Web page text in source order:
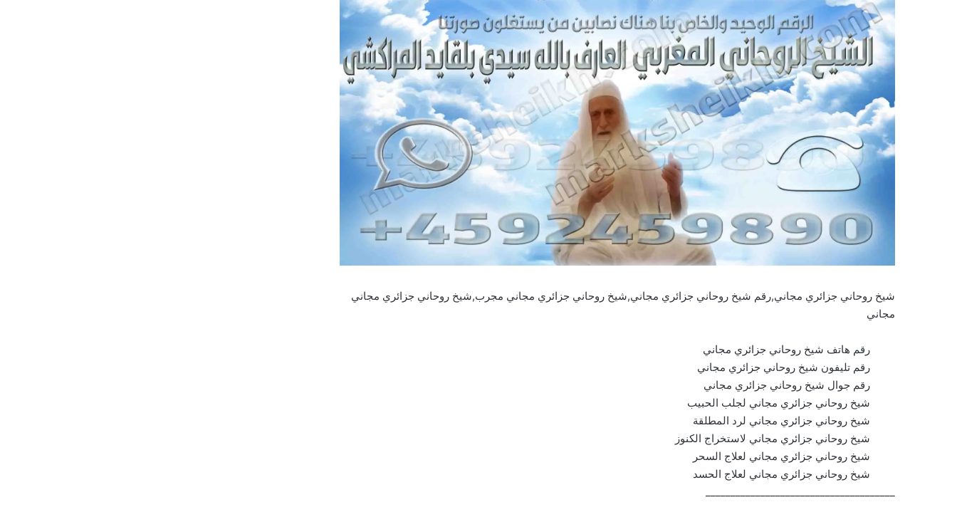
شيخ روحاني جزائري مجاني,رقم شيخ روحاني جزائري مجاني,شيخ روحاني جزائري مجاني مجرب,شيخ روحاني جزائري مجاني
مجاني
رقم هاتف شيخ روحاني جزائري مجاني
رقم تليفون شيخ روحاني جزائري مجاني
رقم جوال شيخ روحاني جزائري مجاني
شيخ روحاني جزائري مجاني لجلب الحبيب
شيخ روحاني جزائري مجاني لرد المطلقة
شيخ روحاني جزائري مجاني لاستخراج الكنوز
شيخ روحاني جزائري مجاني لعلاج السحر
شيخ روحاني جزائري مجاني لعلاج الحسد